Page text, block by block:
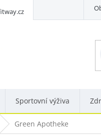
Sportovní výživa
Green Apotheke